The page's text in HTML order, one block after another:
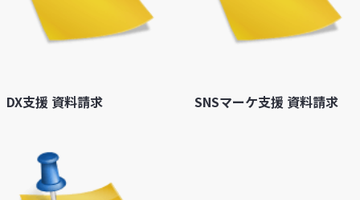
DX支援 資料請求 SNSマーケ支援 資料請求